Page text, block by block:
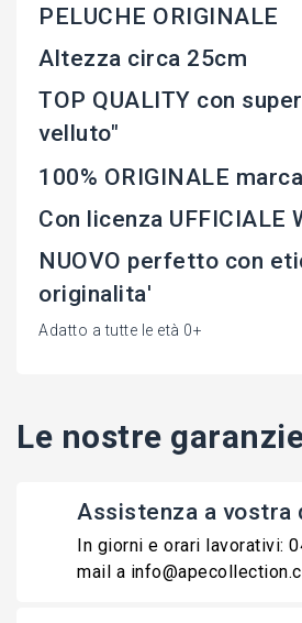
PELUCHE ORIGINALE
Altezza circa 25cm
TOP QUALITY con
velluto"
100% ORIGINALE
Con licenza UFFICIALE
NUOVO perfetto con
originalita'
Adatto a tutte le età 0+
Le nostre
Assistenza a vostra
In giorni e orari lavorativi:
mail a